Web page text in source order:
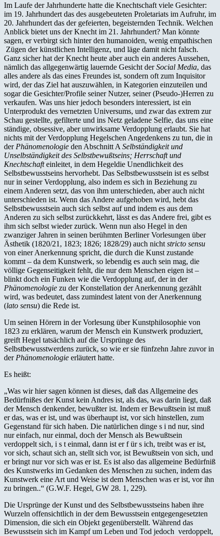
Im Laufe der Jahrhunderte hatte die Knechtschaft viele Gesichter:
im 19. Jahrhundert das des ausgebeuteten Proletariats im Aufruhr, im
20. Jahrhundert das der gefeierten, begeisternden Technik. Welchen
Anblick bietet uns der Knecht im 21. Jahrhundert? Man könnte
sagen, er verbirgt sich hinter den humanoiden, wenig empathischen
Zügen der künstlichen Intelligenz, und läge damit nicht falsch.
Ganz sicher hat der Knecht heute aber auch ein anderes Aussehen,
nämlich das allgegenwärtig lauernde Gesicht derSocial Media, das
alles andere als das eines Freundes ist, sondern oft zum Inquisitor
wird, der das Ziel hat auszuwählen, in Kategorien einzuteilen und
sogar die Gesichter/Profile seiner Nutzer, seiner (Pseudo-)Herren zu
verkaufen. Was uns hier jedoch besonders interessiert, ist ein
Unterprodukt des vernetzten Universums, und zwar das extrem zur
Schau gestellte, gefilterte und ins Netz geladene Selfie, das uns eine
ständige, obsessive, aber unwirksame Verdopplung erlaubt. Sie hat
nichts mit der Verdopplung Hegelschen Angedenkens zu tun, die in
der Phänomenologie den Abschnitt A Selbständigkeit und
Unselbständigkeit des Selbstbewußtseins; Herrschaft und
Knechtschafteinleitet in dem Hegeldie Unendlichkeit des
Selbstbewusstseins hervorhebt. Das Selbstbewusstsein ist es selbst
nur in seiner Verdopplung, also indem es sich in Beziehung zu
einem Anderen setzt, das von ihm unterschieden, aber auch nicht
unterschieden ist. Wenn das Andere aufgehoben wird, hebt das
Selbstbewusstsein auch sich selbst auf und indem es aus dem
Anderen zu sich selbst zurückkehrt, lässt es das Andere frei, gibt es
ihm sich selbst wieder zurück. Wenn nun also Hegel in den
zwanziger Jahren in seinen berühmten Berliner Vorlesungen über
Ästhetik (1820/21, 1823; 1826; 1828/29) auch nicht stricto sensu
von einer Anerkennung spricht, die durch die Kunst zustande
kommt – da dem Kunstwerk, so lebendig es auch sein mag, die
völlige Gegenseitigkeit fehlt, die nur dem Menschen eigen ist –
blinkt doch ein Funken wie die Verdopplung auf, der in der
Phänomenologie zu der Konstellation der Anerkennung gezählt
wird, was bedeutet, dass zumindest latent von der Anerkennung
(lato sensu) die Rede ist.
Um seinen Hörern in der Vorlesung über Kunstphilosophie von
1823 zu erklären, warum der Mensch ein Kunstwerk produziert,
greift Hegel tatsächlich auf die Ursprünge des
Selbstbewusstwerdens zurück, so wie er sie fünfzehn Jahre zuvor in
der Phänomenologie erläutert hatte.
Es heißt:
„Was wir hier sagen können ist dieses, daß das Allgemeine des
Bedürfnißes der Kunst kein Andres ist, als das, was darin liegt, daß
der Mensch denkender, bewußter ist. Indem er Bewußtsein ist muß
er das, was er ist, und was überhaupt ist, vor sich hinstellen, zum
Gegenstand für sich haben. Die natürlichen dinge s i nd nur, sind
nur einfach, nur einmal, doch der Mensch als Bewußtsein
verdoppelt sich, i s t einmal, dann ist er f ür s ich, treibt was er ist,
vor sich, schaut sich an, stellt sich vor, ist Bewußtsein von sich, und
er bringt nur vor sich was er ist. Es ist also das allgemeine Bedürfniß
des Kunstwerks im Gedanken des Menschen zu suchen, indem das
Kunstwerk eine Art und Weise ist dem Menschen was er ist, vor ihn
zu bringen..“ (G.W.F. Hegel, GW 28. 1, 229).
Die Ursprünge der Kunst und des Selbstbewusstseins haben ihre
Wurzeln offensichtlich in der dem Bewusstsein entgegengesetzten
Dimension, die sich ein Objekt gegenüberstellt. Während das
Bewusstsein sich im Kampf um Leben und Tod jedoch verdoppelt,